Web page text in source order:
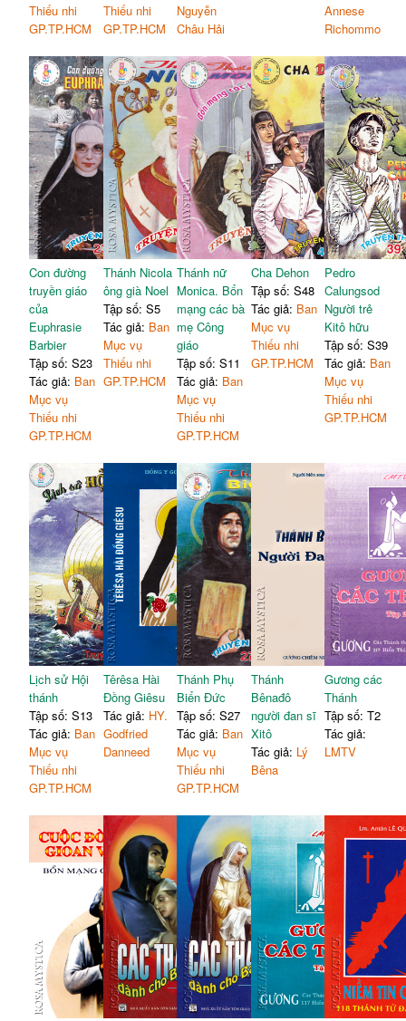
Thiếu nhi
GP.TP.HCM
Thiếu nhi
GP.TP.HCM
Nguyễn
Châu Hải
Annese
Richommo
Con đường
truyền giáo
của
Euphrasie
Barbier
Tập số: S23
Tác giả: Ban
Mục vụ
Thiếu nhi
GP.TP.HCM
Thánh Nicola
ông già Noel
Tập số: S5
Tác giả: Ban
Mục vụ
Thiếu nhi
GP.TP.HCM
Thánh nữ
Monica. Bổn
mạng các bà
mẹ Công
giáo
Tập số: S11
Tác giả: Ban
Mục vụ
Thiếu nhi
GP.TP.HCM
Cha Dehon
Tập số: S48
Tác giả: Ban
Mục vụ
Thiếu nhi
GP.TP.HCM
Pedro
Calungsod
Người trẻ
Kitô hữu
Tập số: S39
Tác giả: Ban
Mục vụ
Thiếu nhi
GP.TP.HCM
Lịch sử Hội
thánh
Tập số: S13
Tác giả: Ban
Mục vụ
Thiếu nhi
GP.TP.HCM
Têrêsa Hài
Đồng Giêsu
Tác giả: HY.
Godfried
Danneed
Thánh Phụ
Biển Đức
Tập số: S27
Tác giả: Ban
Mục vụ
Thiếu nhi
GP.TP.HCM
Thánh
Bênađô
người đan sĩ
Xitô
Tác giả: Lý
Bêna
Gương các
Thánh
Tập số: T2
Tác giả:
LMTV